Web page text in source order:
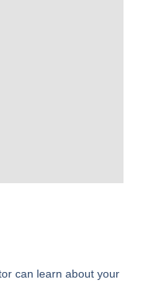
can learn about your